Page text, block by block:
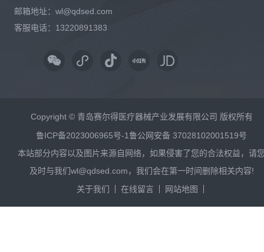
邮箱地址：wl@qdsed.com
客服电话：13220891383
Copyright © 青岛赛尔得医疗器械产业发展有限公司 版权所有
鲁ICP备2023006965号-1 鲁公网安备 37028102001519号
本站部分内容以及图片来源自网络，如果侵害了您的合法权益，请
及时与我们wl@qdsed.com，我们会在第一时间删除相关内容!
关于我们
在线留言 网站地图